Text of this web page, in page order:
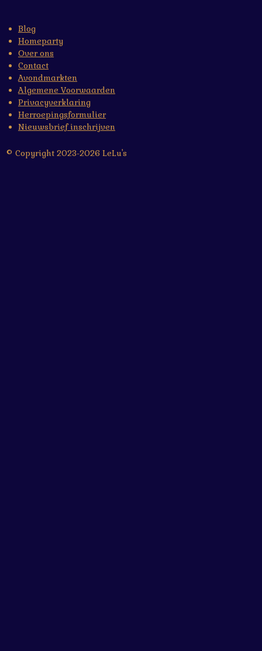
Blog
Homeparty
Over ons
Contact
Avondmarkten
Algemene Voorwaarden
Privacyverklaring
Herroepingsformulier
Nieuwsbrief inschrijven
© Copyright 2023-2026 LeLu's